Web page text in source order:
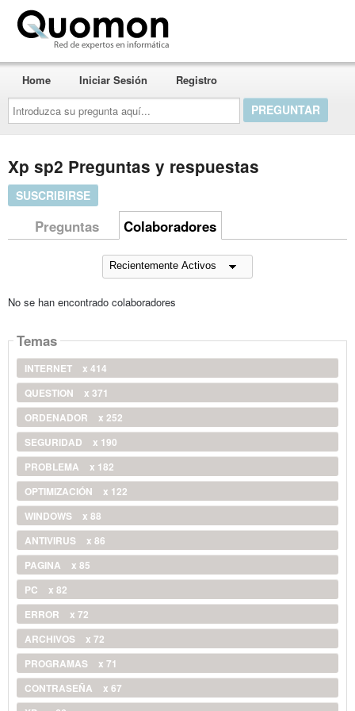
Introduzca
su
pregunta
aquí...
Home Iniciar Sesión Registro
Xp sp2 Preguntas y respuestas
SUSCRIBIRSE
Preguntas Colaboradores
No se han encontrado colaboradores
Temas
INTERNET
x 414
QUESTION
x 371
ORDENADOR
x 252
SEGURIDAD
x 190
PROBLEMA
x 182
OPTIMIZACIÓN
x 122
WINDOWS
x 88
ANTIVIRUS
x 86
PAGINA
x 85
PC
x 82
ERROR
x 72
ARCHIVOS
x 72
PROGRAMAS
x 71
CONTRASEÑA
x 67